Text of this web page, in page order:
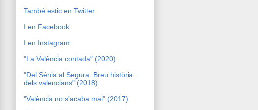
També estic en Twitter
I en Facebook
I en Instagram
"La València contada" (2020)
"Del Sénia al Segura. Breu història
dels valencians" (2018)
"València no s'acaba mai" (2017)